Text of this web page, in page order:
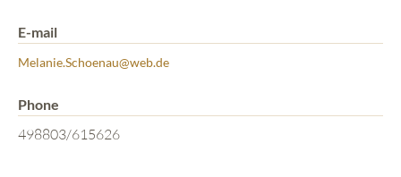
E-mail
Melanie.Schoenau@web.de
Phone
498803/615626